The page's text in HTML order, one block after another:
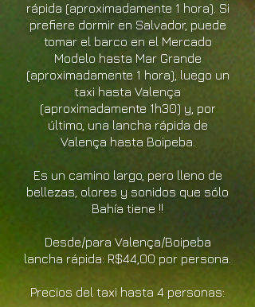
rápida (aproximadamente 1 hora). Si
prefiere dormir en Salvador, puede
tomar el barco en el Mercado
Modelo hasta Mar Grande
(aproximadamente 1 hora), luego un
taxi hasta Valença
(aproximadamente 1h30) y, por
último, una lancha rápida de
Valença hasta Boipeba.
Es un camino largo, pero lleno de
bellezas, olores y sonidos que sólo
Bahía tiene !!
Desde/para Valença/Boipeba
lancha rápida: R$44,00 por persona.
Precios del taxi hasta 4 personas: